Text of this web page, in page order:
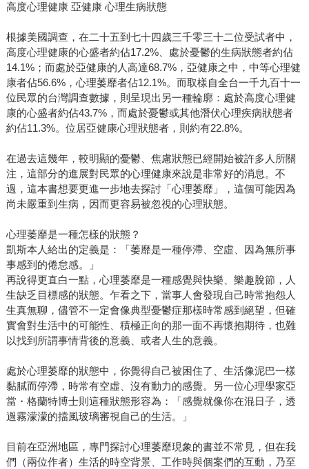
高度心理健康 亞健康 心理生病狀態
根據美國調查，在二十五到七十四歲三千零三十二位受試者中，
高度心理健康的心盛者約佔17.2%、處於憂鬱的生病狀態者約佔
14.1%；而處於亞健康的人高達68.7%，亞健康之中，中等心理健
康者佔56.6%，心理萎靡者佔12.1%。而取樣自全台一千九百十一
位民眾的台灣調查數據，則呈現出另一種輪廓：處於高度心理健
康的心盛者約佔43.7%，而處於憂鬱或其他潛伏心理疾病狀態者
約佔11.3%。位居亞健康心理狀態者，則約有22.8%。
在過去這幾年，較明顯的憂鬱、焦慮狀態已經開始被許多人所關
注，這部分的進展對民眾的心理健康來說是非常好的消息。不
過，這本書想要更進一步地去探討「心理萎靡」，這個可能因為
尚未嚴重到生病，因而更容易被忽視的心理狀態。
心理萎靡是一種怎樣的狀態？
凱斯本人給出的定義是：「萎靡是一種停滯、空虛、因為無所事
事感到的倦怠感。」
再說得更直白一點，心理萎靡是一種感覺與快樂、樂趣脫節，人
生缺乏目標感的狀態。乍看之下，當事人會發現自己時常抱怨人
生真無聊，儘管不一定會像典型憂鬱症那樣時常感到絕望，但確
實會對生活中的可能性、積極正向的那一面不再懷抱期待，也難
以找到所謂事情背後的意義、或者人生的意義。
處於心理萎靡的狀態中，你覺得自己被困住了、生活像泥巴一樣
黏膩而停滯，時常有空虛、沒有動力的感覺。另一位心理學家亞
當・格蘭特博士則這種狀態形容為：「感覺就像你在混日子，透
過霧濛濛的擋風玻璃審視自己的生活。」
目前在亞洲地區，專門探討心理萎靡現象的書並不常見，但在我
們（兩位作者）生活的時空背景、工作時與個案們的互動，乃至